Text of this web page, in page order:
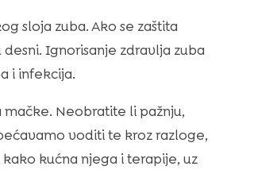
sloja zuba. Ako se zaštita
Ignorisanje zdravlja zuba
i infekcija.
Neobratite li pažnju,
voditi te kroz razloge,
kućna njega i terapije, uz